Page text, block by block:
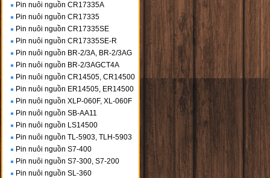
Pin nuôi nguồn CR17335A
Pin nuôi nguồn CR17335
Pin nuôi nguồn CR17335SE
Pin nuôi nguồn CR17335SE-R
Pin nuôi nguồn BR-2/3A, BR-2/3AG
Pin nuôi nguồn BR-2/3AGCT4A
Pin nuôi nguồn CR14505, CR14500
Pin nuôi nguồn ER14505, ER14500
Pin nuôi nguồn XLP-060F, XL-060F
Pin nuôi nguồn SB-AA11
Pin nuôi nguồn LS14500
Pin nuôi nguồn TL-5903, TLH-5903
Pin nuôi nguồn S7-400
Pin nuôi nguồn S7-300, S7-200
Pin nuôi nguồn SL-360